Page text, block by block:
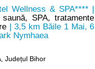
Wellness & SPA**** |
SPA, tratamente
| 3,5 km Băile 1 Mai, 6
Nymhaea
Județul Bihor